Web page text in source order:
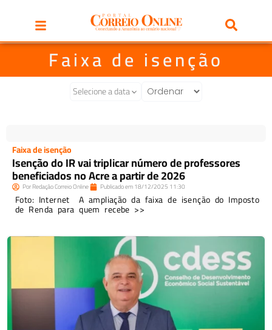
Faixa de isenção
Selecione a data
Faixa de isenção
Isenção do IR vai triplicar número de professores
beneficiados no Acre a partir de 2026
PorRedação Correio Online Publicado em18/12/2025 11:30
Foto: Internet A ampliação da faixa de isenção do Imposto
de Renda para quem recebe >>